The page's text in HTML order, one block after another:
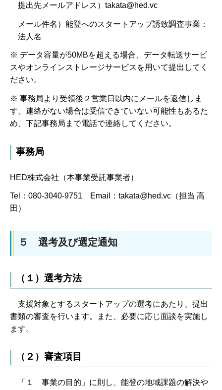
提出先メールアドレス）takata@hed.vc
メール件名）能登へのスタートアップ誘致調査事業：
法人名
※ データ容量が50MBを超える場合、データ転送サービ
スやオンラインストレージサービスを用いて提出してく
ださい。
※ 事務局より受領後２営業日以内にメールを返信しま
す。連絡がない場合は受信できていない可能性もあるた
め、下記事務局まで電話で連絡してください。
事務局
HED株式会社（本事業受託事業者）
Tel：080-3040-9751 Email：takata@hed.vc（担当 高
田）
５ 選考及び選定通知
（１）選考方法
支援対象とするスタートアップの選考にあたり、提出
書類の審査を行います。また、必要に応じ面談を実施し
ます。
（２）審査項目
「１ 事業の目的」に則し、能登の地域課題の解決や